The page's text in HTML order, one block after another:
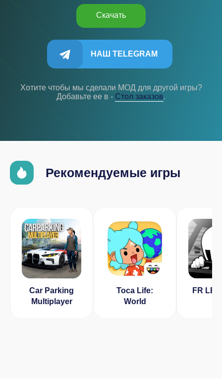
Скачать
НАШ TELEGRAM
Хотите чтобы мы сделали МОД для другой игры?
Добавьте ее в - Cтол заказов.
Рекомендуемые игры
Car Parking
Multiplayer
Toca Life:
World
FR